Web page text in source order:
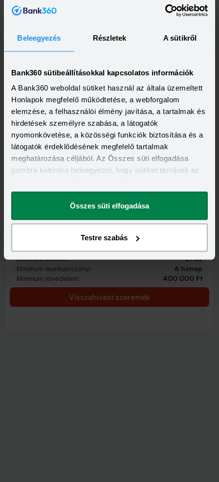
Beleegyezés Részletek A sütikről
Bank360 sütibeállításokkal kapcsolatos információk
A Bank360 weboldal sütiket használ az általa üzemeltett
Honlapok megfelelő működtetése, a webforgalom
elemzése, a felhasználói élmény javítása, a tartalmak és
hirdetések személyre szabása, a látogatók
nyomonkövetése, a közösségi funkciók biztosítása és a
látogatók érdeklődésének megfelelő tartalmak
meghatározása céljából. Az Összes süti elfogadása
gombra kattintva beleegyezel, hogy sütiket tároljunk az
megváltoztathatod.
Összes süti elfogadása
Testre szabás
500 000 - 15 000 000 Ft
13,20 - 21,10% 10,99 - 18,49%
KEDVEZMÉNY FELTÉTELEI
Minimum életkor:
21 év
Minimum munkaviszony:
Minimum jövedelem:
Visszahívást szeretnék
OTP Otthon Személyi Kölcsön
2 000 000 - 15 000 000 Ft
12,70 - 14,99% 9,99 - 13,49%
Minimum életkor:
21 év
Minimum munkaviszony:
6 hónap
Minimum jövedelem:
400 000 Ft
Visszahívást szeretnék